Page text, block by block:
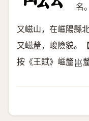
名
又嵫山，在嵫陽縣北
又嵫釐，峻險貌。
按《王賦》嵫釐𡸟